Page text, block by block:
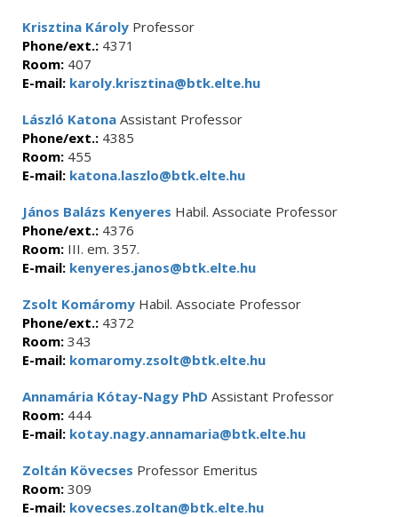
Krisztina Károly Professor
Phone/ext.: 4371
Room: 407
E-mail: karoly.krisztina@btk.elte.hu
László Katona Assistant Professor
Phone/ext.: 4385
Room: 455
E-mail: katona.laszlo@btk.elte.hu
János Balázs Kenyeres Habil. Associate Professor
Phone/ext.: 4376
Room: III. em. 357.
E-mail: kenyeres.janos@btk.elte.hu
Zsolt Komáromy Habil. Associate Professor
Phone/ext.: 4372
Room: 343
E-mail: komaromy.zsolt@btk.elte.hu
Annamária Kótay-Nagy PhD Assistant Professor
Room: 444
E-mail: kotay.nagy.annamaria@btk.elte.hu
Zoltán Kövecses Professor Emeritus
Room: 309
E-mail: kovecses.zoltan@btk.elte.hu